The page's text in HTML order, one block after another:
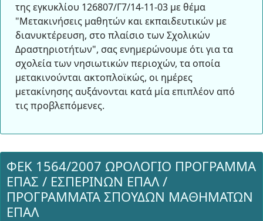
της εγκυκλίου 126807/Γ7/14-11-03 με θέμα
"Μετακινήσεις μαθητών και εκπαιδευτικών με
διανυκτέρευση, στο πλαίσιο των Σχολικών
Δραστηριοτήτων", σας ενημερώνουμε ότι για τα
σχολεία των νησιωτικών περιοχών, τα οποία
μετακινούνται ακτοπλοϊκώς, οι ημέρες
μετακίνησης αυξάνονται κατά μία επιπλέον από
τις προβλεπόμενες.
ΦΕΚ 1564/2007 ΩΡΟΛΟΓΙΟ ΠΡΟΓΡΑΜΜΑ
ΕΠΑΣ / ΕΣΠΕΡΙΝΩΝ ΕΠΑΛ /
ΠΡΟΓΡΑΜΜΑΤΑ ΣΠΟΥΔΩΝ ΜΑΘΗΜΑΤΩΝ
ΕΠΑΛ